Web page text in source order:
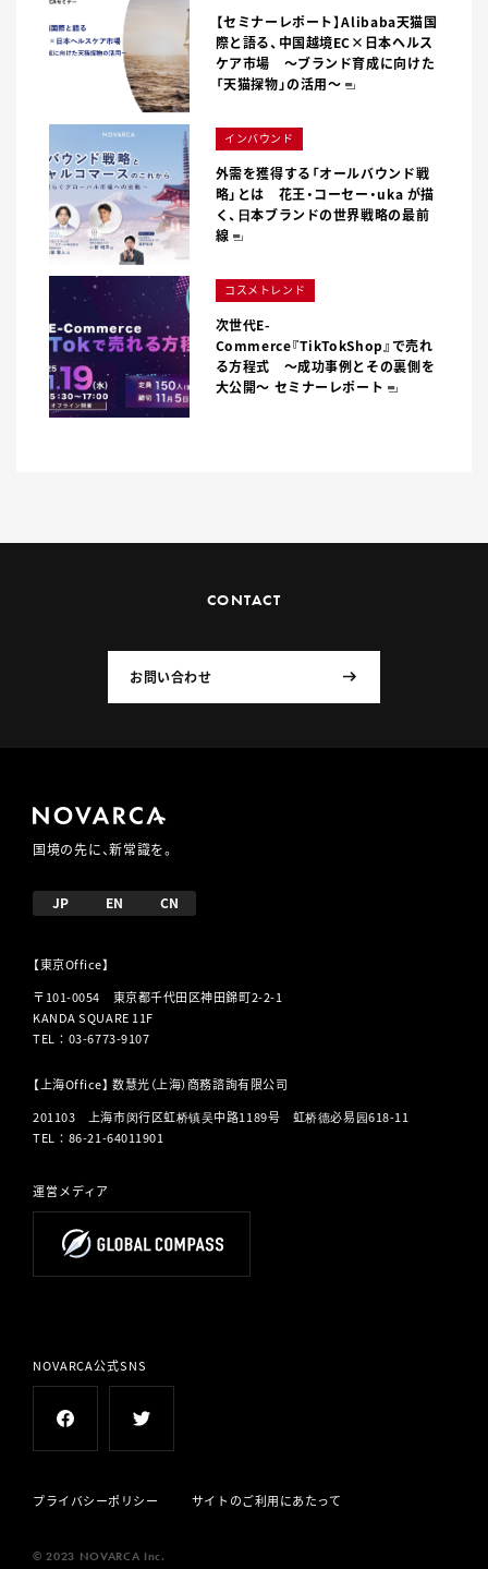
【セミナーレポート】Alibaba天猫国
際と語る、中国越境EC×日本ヘルス
ケア市場 〜ブランド育成に向けた
「天猫探物」の活用〜
インバウンド
外需を獲得する「オールバウンド戦
略」とは 花王・コーセー・uka が描
く、⽇本ブランドの世界戦略の最前
線
コスメトレンド
次世代E-
Commerce『TikTokShop』で売れ
る方程式 〜成功事例とその裏側を
大公開〜 セミナーレポート
CONTACT
お問い合わせ
国境の先に、新常識を。
JP EN CN
【東京Office】
〒101-0054 東京都千代田区神田錦町2-2-1
KANDA SQUARE 11F
TEL ： 03-6773-9107
【上海Office】 数慧光（上海）商務諮詢有限公司
201103 上海市闵行区虹桥镇吴中路1189号 虹桥德必易园618-11
TEL ： 86-21-64011901
運営メディア
NOVARCA公式SNS
© 2023 NOVARCA Inc.
プライバシーポリシー サイトのご利用にあたって